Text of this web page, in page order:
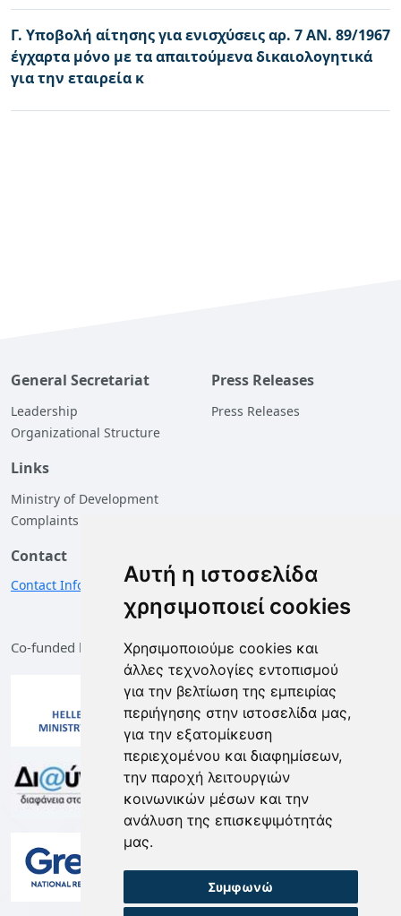
Αυτή η ιστοσελίδα
χρησιμοποιεί cookies
Χρησιμοποιούμε cookies και
άλλες τεχνολογίες εντοπισμού
για την βελτίωση της εμπειρίας
περιήγησης στην ιστοσελίδα μας,
για την εξατομίκευση
περιεχομένου και διαφημίσεων,
την παροχή λειτουργιών
κοινωνικών μέσων και την
ανάλυση της επισκεψιμότητάς
μας.
Συμφωνώ
Γ. Υποβολή αίτησης για ενισχύσεις αρ. 7 ΑΝ. 89/1967
έγχαρτα μόνο με τα απαιτούμενα δικαιολογητικά
για την εταιρεία κ
General Secretariat
Leadership
Organizational Structure
Press Releases
Press Releases
Links
Ministry of Development
Complaints
Contact
Contact Information
Co-funded by the European Union and Greece